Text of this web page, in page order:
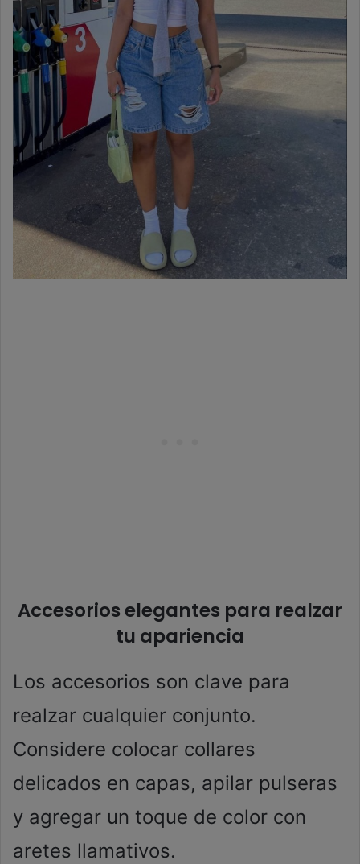
Accesorios elegantes para realzar
tu apariencia
Los accesorios son clave para
realzar cualquier conjunto.
Considere colocar collares
delicados en capas, apilar pulseras
y agregar un toque de color con
aretes llamativos.